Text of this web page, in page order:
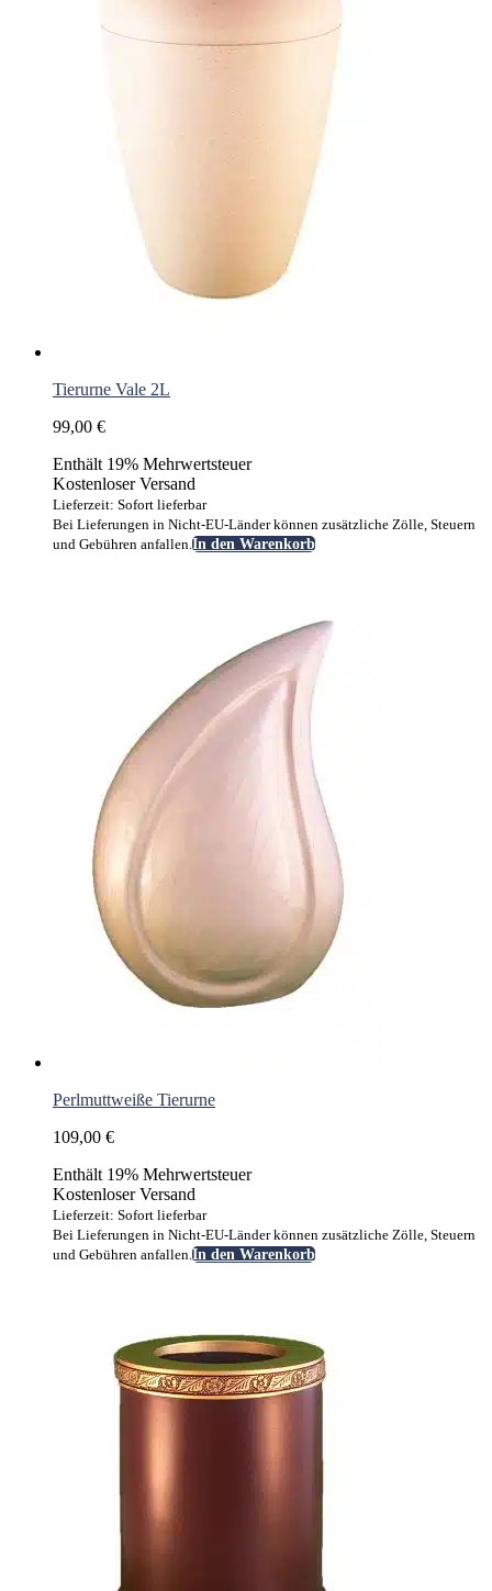
Tierurne Vale 2L
99,00 €
Enthält 19% Mehrwertsteuer
Kostenloser Versand
Lieferzeit: Sofort lieferbar
Bei Lieferungen in Nicht-EU-Länder können zusätzliche Zölle, Steuern
und Gebühren anfallen.In den Warenkorb
Perlmuttweiße Tierurne
109,00 €
Enthält 19% Mehrwertsteuer
Kostenloser Versand
Lieferzeit: Sofort lieferbar
Bei Lieferungen in Nicht-EU-Länder können zusätzliche Zölle, Steuern
und Gebühren anfallen.In den Warenkorb